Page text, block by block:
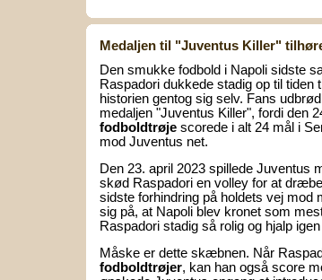
Medaljen til "Juventus Killer"
Den smukke fodbold i Napoli sidste
Raspadori dukkede stadig op til tiden
historien gentog sig selv. Fans
medaljen "Juventus Killer", fordi den
fodboldtrøje scorede i alt 24 mål i
mod Juventus net.
Den 23. april 2023 spillede Juventus
skød Raspadori en volley for at
sidste forhindring på holdets vej mod
sig på, at Napoli blev kronet som
Raspadori stadig så rolig og hjalp
Måske er dette skæbnen. Når
fodboldtrøjer, kan han også score